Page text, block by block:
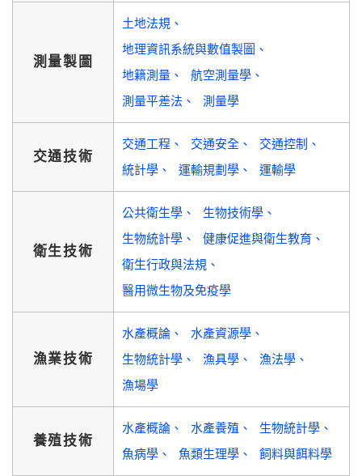
測量製圖
土地法規
地理資訊系統與數值製圖
地籍測量
航空測量學
測量平差法
測量學
交通技術
交通工程 交通安全
交通控制
統計學
運輸規劃學 運輸學
衛生技術
公共衛生學
生物技術學
生物統計學
健康促進與衛生教育
衛生行政與法規
醫用微生物及免疫學
漁業技術
水產概論
水產資源學
生物統計學
漁具學
漁法學
漁場學
養殖技術
水產概論 水產養殖
生物統計學
魚病學
魚類生理學 飼料與餌料學